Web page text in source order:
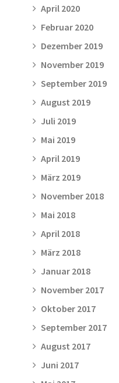
April 2020
Februar 2020
Dezember 2019
November 2019
September 2019
August 2019
Juli 2019
Mai 2019
April 2019
März 2019
November 2018
Mai 2018
April 2018
März 2018
Januar 2018
November 2017
Oktober 2017
September 2017
August 2017
Juni 2017